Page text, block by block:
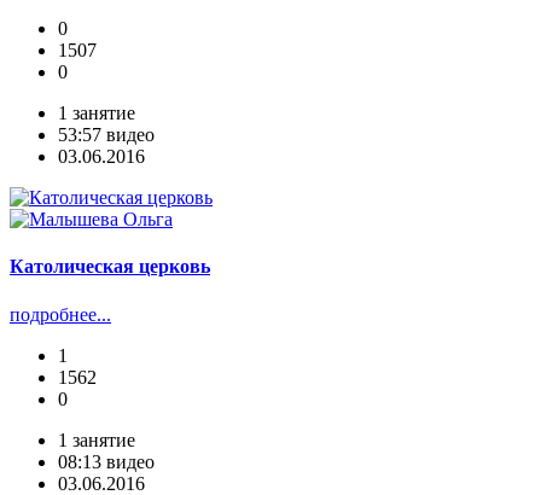
0
1507
0
1 занятие
53:57 видео
03.06.2016
Католическая церковь
подробнее...
1
1562
0
1 занятие
08:13 видео
03.06.2016